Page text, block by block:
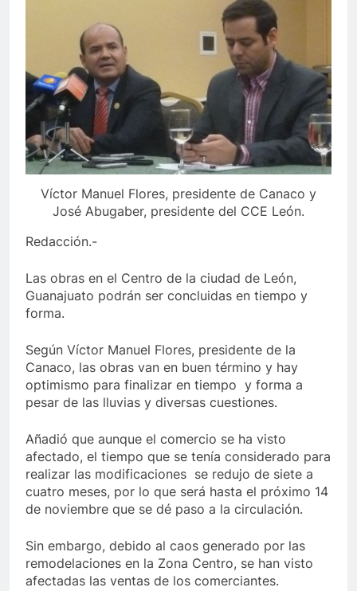
Víctor Manuel Flores, presidente de Canaco y
José Abugaber, presidente del CCE León.
Redacción.-
Las obras en el Centro de la ciudad de León,
Guanajuato podrán ser concluidas en tiempo y
forma.
Según Víctor Manuel Flores, presidente de la
Canaco, las obras van en buen término y hay
optimismo para finalizar en tiempo y forma a
pesar de las lluvias y diversas cuestiones.
Añadió que aunque el comercio se ha visto
afectado, el tiempo que se tenía considerado para
realizar las modificaciones se redujo de siete a
cuatro meses, por lo que será hasta el próximo 14
de noviembre que se dé paso a la circulación.
Sin embargo, debido al caos generado por las
remodelaciones en la Zona Centro, se han visto
afectadas las ventas de los comerciantes.